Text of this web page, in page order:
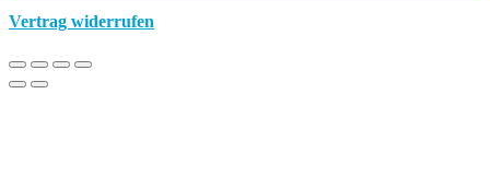
Vertrag widerrufen